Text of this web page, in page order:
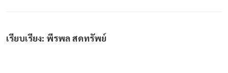
เรียบเรียง: พีรพล สดทรัพย์